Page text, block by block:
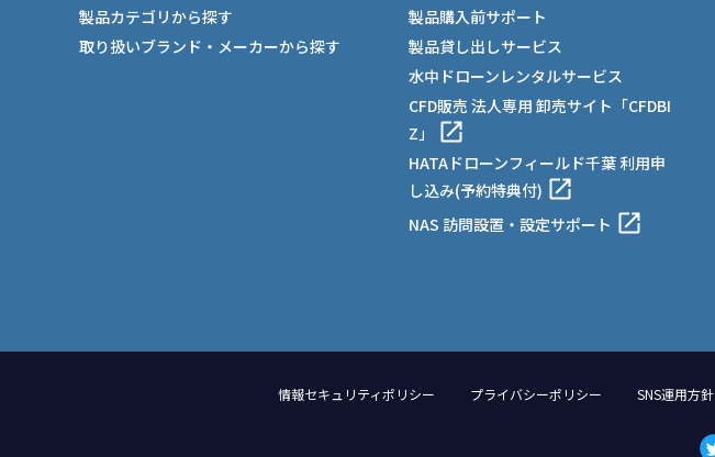
製品カテゴリから探す
取り扱いブランド・メーカーから探す
製品購入前サポート
製品貸し出しサービス
水中ドローンレンタルサービス
CFD販売 法人専用 卸売サイト「CFDBI
Z」
HATAドローンフィールド千葉 利用申
し込み(予約特典付)
NAS 訪問設置・設定サポート
情報セキュリティポリシー プライバシーポリシー SNS運用方針